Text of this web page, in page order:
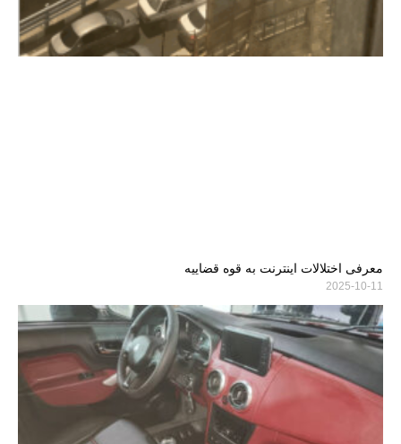
معرفی اختلالات اینترنت به قوه قضاییه
2025-10-11